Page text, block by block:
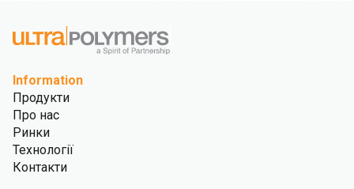
Information
Продукти
Про нас
Ринки
Технології
Контакти